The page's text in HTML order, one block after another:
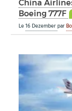
China
Boeing 777F
Le16 Dezemberpar